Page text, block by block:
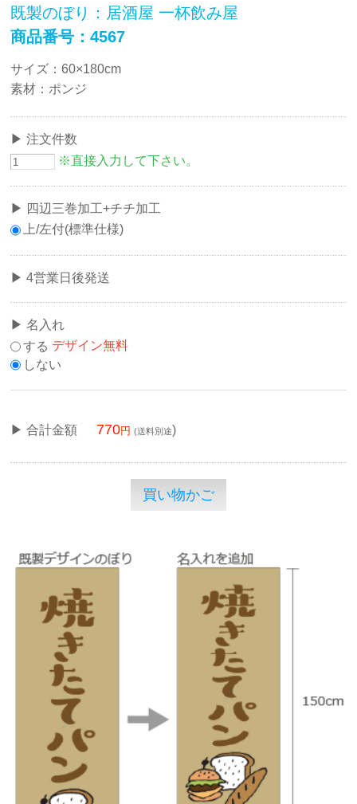
既製のぼり：居酒屋 一杯飲み屋
商品番号：4567
サイズ：60×180cm
素材：ポンジ
注文件数
※直接入力して下さい。
四辺三巻加工+チチ加工
上/左付(標準仕様)
4営業日後発送
名入れ
する デザイン無料
しない
合計金額 770 (送料別途)